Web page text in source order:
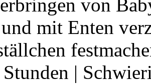
von
mit Enten
|